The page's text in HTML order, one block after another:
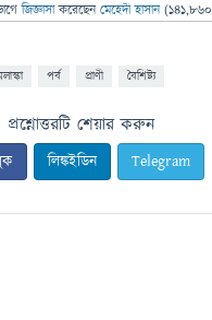
জিজ্ঞাসাকরেছেনমেহেদী হাসান (141,860
পর্ব প্রাণী বৈশিষ্ট্য
প্রশ্নোত্তরটি শেয়ার করুন
লিঙ্কইডিন Telegram